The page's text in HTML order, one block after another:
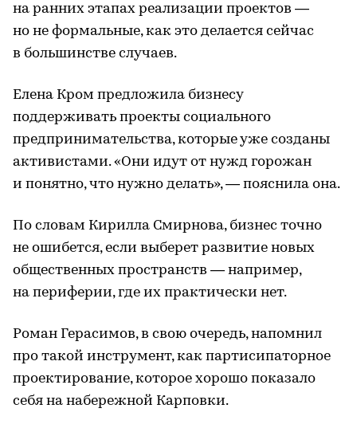
на ранних этапах реализации проектов —
но не формальные, как это делается сейчас
в большинстве случаев.
Елена Кром предложила бизнесу
поддерживать проекты социального
предпринимательства, которые уже созданы
активистами. «Они идут от нужд горожан
и понятно, что нужно делать», — пояснила она.
По словам Кирилла Смирнова, бизнес точно
не ошибется, если выберет развитие новых
общественных пространств — например,
на периферии, где их практически нет.
Роман Герасимов, в свою очередь, напомнил
про такой инструмент, как партисипаторное
проектирование, которое хорошо показало
себя на набережной Карповки.